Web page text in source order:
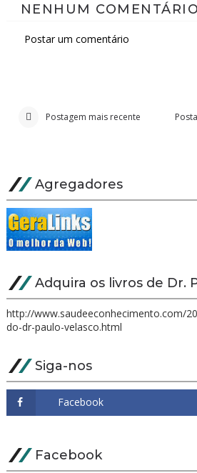
NENHUM
Postar um comentário
Postagem mais recente
Agregadores
Adquira os livros de Dr.
http://www.saudeeconhecimento.com/
do-dr-paulo-velasco.html
Siga-nos
Facebook